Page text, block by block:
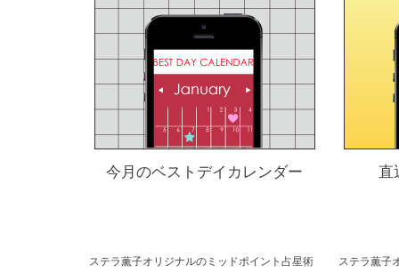
今月のベストデイカレンダー
ステラ薫子オリジナルのミッドポイント占星術
直
ステラ薫子